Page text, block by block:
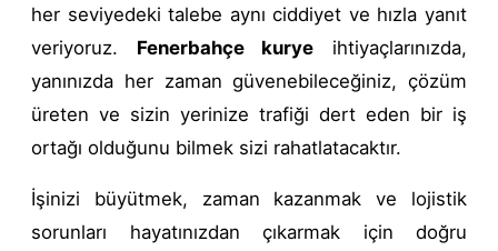
her seviyedeki talebe aynı ciddiyet ve hızla yanıt
veriyoruz. Fenerbahçe kurye ihtiyaçlarınızda,
yanınızda her zaman güvenebileceğiniz, çözüm
üreten ve sizin yerinize trafiği dert eden bir iş
ortağı olduğunu bilmek sizi rahatlatacaktır.
İşinizi büyütmek, zaman kazanmak ve lojistik
sorunları hayatınızdan çıkarmak için doğru